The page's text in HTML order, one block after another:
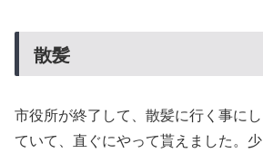
散髪
市役所が終了して、散髪に行く事に
ていて、直ぐにやって貰えました。少